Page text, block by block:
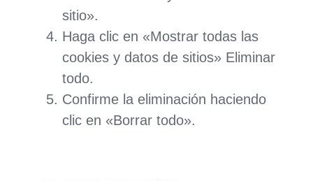
sitio».
Haga clic en «Mostrar todas las
cookies y datos de sitios» Eliminar
todo.
Confirme la eliminación haciendo
clic en «Borrar todo».